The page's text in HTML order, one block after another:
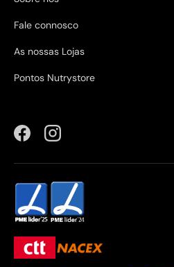
Fale connosco
As nossas Lojas
Pontos Nutrystore
FacebookInstagram